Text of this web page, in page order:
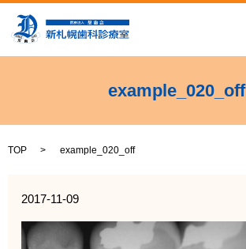
example_020_off
TOP example_020_off
2017-11-09